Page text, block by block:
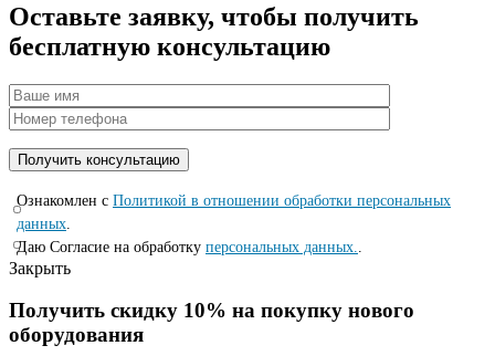
Оставьте заявку, чтобы получить
бесплатную консультацию
Ознакомлен с Политикой в отношении обработки персональных
данных
Даю Согласие на обработку персональных данных.
Закрыть
Получить скидку 10% на покупку нового
оборудования